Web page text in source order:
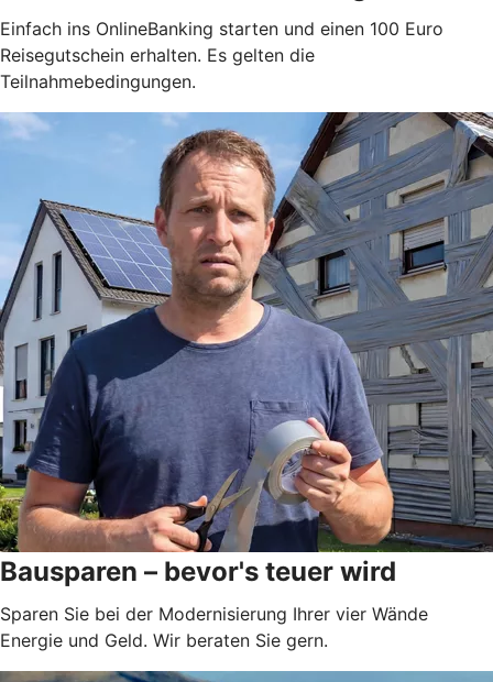
Einfach ins OnlineBanking starten und einen 100 Euro
Reisegutschein erhalten. Es gelten die
Teilnahmebedingungen.
Bausparen – bevor's teuer wird
Sparen Sie bei der Modernisierung Ihrer vier Wände
Energie und Geld. Wir beraten Sie gern.